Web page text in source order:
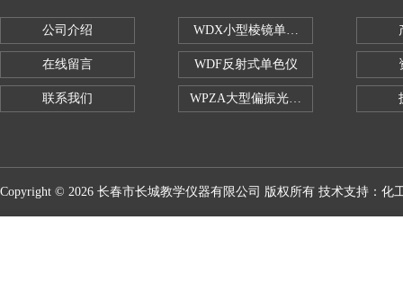
公司介绍
在线留言
联系我们
WDX小型棱镜单色仪
WDF反射式单色仪
WPZA大型偏振光演示仪
Copyright © 2026 长春市长城教学仪器有限公司 版权所有 技术支持： 化